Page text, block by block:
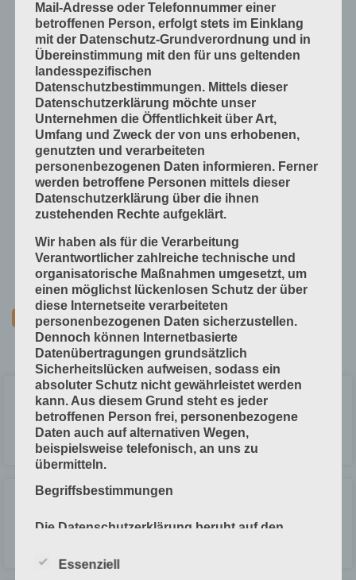
Druckverarbeitung
Arbeitsabläufe im Betrieb
Bogen falzen
Bogen schneiden
Einbandmaterialien
Papier, Karton, Pappe, Kunststoffe
Produkte fügen
Produkte handwerklich herstellen
Produkte industriell herstellen
Verfahrenstechniken
Vorprodukte und Produktdaten
Kaschieren
LESEN »
Kleben von Hand
Mail-Adresse oder Telefonnummer einer
betroffenen Person, erfolgt stets im Einklang
mit der Datenschutz-Grundverordnung und in
Übereinstimmung mit den für uns geltenden
landesspezifischen
Datenschutzbestimmungen. Mittels dieser
Datenschutzerklärung möchte unser
Unternehmen die Öffentlichkeit über Art,
Umfang und Zweck der von uns erhobenen,
genutzten und verarbeiteten
personenbezogenen Daten informieren. Ferner
werden betroffene Personen mittels dieser
Datenschutzerklärung über die ihnen
zustehenden Rechte aufgeklärt.
Wir haben als für die Verarbeitung
Verantwortlicher zahlreiche technische und
organisatorische Maßnahmen umgesetzt, um
einen möglichst lückenlosen Schutz der über
diese Internetseite verarbeiteten
personenbezogenen Daten sicherzustellen.
Dennoch können Internetbasierte
Datenübertragungen grundsätzlich
Sicherheitslücken aufweisen, sodass ein
absoluter Schutz nicht gewährleistet werden
kann. Aus diesem Grund steht es jeder
betroffenen Person frei, personenbezogene
Daten auch auf alternativen Wegen,
beispielsweise telefonisch, an uns zu
übermitteln.
Begriffsbestimmungen
Die Datenschutzerklärung beruht auf den
Richtlinien- und Verordnungsgeber beim
Erlass der Datenschutz-Grundverordnung (DS-
Essenziell